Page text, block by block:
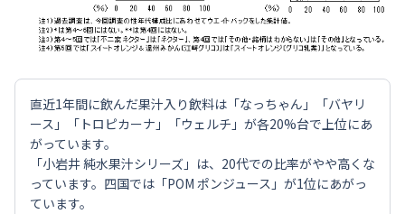
直近1年間に飲んだ果汁入り飲料は「なっちゃん」「バヤリ
ース」「トロピカーナ」「ウェルチ」が各20%台で上位にあ
がっています。
「小岩井 純水果汁シリーズ」は、20代での比率がやや高くな
っています。四国では「POM ポンジュース」が1位にあがっ
ています。